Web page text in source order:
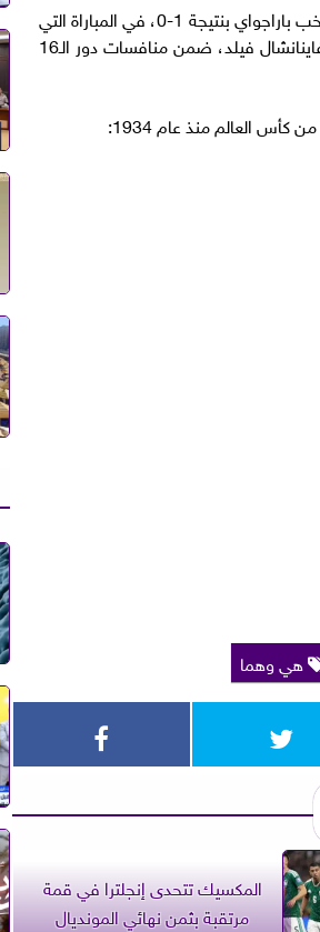
وتأهل المنتخب الفرنسي إلى الدور ربع النهائي من البطولة، بعد الفوز على نظيره منتخب باراجواي بنتيجة 1-0، في المباراة التي
جمعت المنتخبين في الساعات الأولى من صباح اليوم، الأحد، على ملعب لينكولن فاينانشال فيلد، ضمن منافسات دور الـ16
هي وهما
المكسيك تتحدى إنجلترا في قمة
مرتقبة بثمن نهائي المونديال